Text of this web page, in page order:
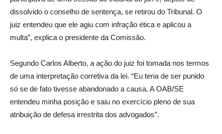
dissolvido o conselho de sentença, se retirou do Tribunal. O
juiz entendeu que ele agiu com infração ética e aplicou a
multa”, explica o presidente da Comissão.
Segundo Carlos Alberto, a ação do juiz foi tomada nos termos
de uma interpretação corretiva da lei. “Eu teria de ser punido
só se de fato tivesse abandonado a causa. A OAB/SE
entendeu minha posição e saiu no exercício pleno de sua
atribuição de defesa irrestrita dos advogados”.